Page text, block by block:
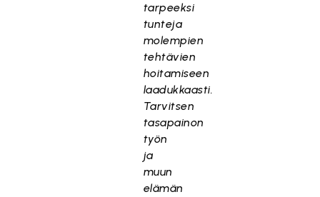
tarpeeksi
tunteja
molempien
tehtävien
hoitamiseen
laadukkaasti.
Tarvitsen
tasapainon
työn
ja
muun
elämän